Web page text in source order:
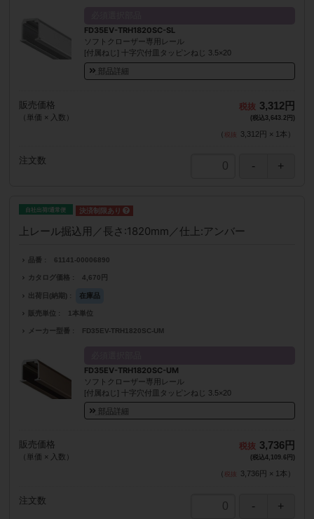
FD35EV-TRH1820SC-SL
ソフトクローザー専用レール
[付属ねじ] 十字穴付皿タッピンねじ 3.5×20
部品詳細
販売価格
（単価 × 入数）
3,312円
(税込3,643.2円)
（ 3,312円 × 1 本 ）
注文数
自社出荷/通常便
上レール掘込用／長さ:1820mm／仕上:アンバー
品番 61141-00006890
カタログ価格 4,670円
出荷日(納期) 在庫品
販売単位 1本単位
メーカー型番 FD35EV-TRH1820SC-UM
FD35EV-TRH1820SC-UM
ソフトクローザー専用レール
[付属ねじ] 十字穴付皿タッピンねじ 3.5×20
部品詳細
販売価格
（単価 × 入数）
3,736円
(税込4,109.6円)
（ 3,736円 × 1 本 ）
注文数